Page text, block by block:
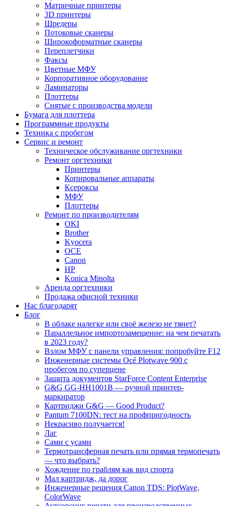
Матричные принтеры
3D принтеры
Шредеры
Потоковые сканеры
Широкоформатные сканеры
Переплетчики
Факсы
Цветные МФУ
Корпоративное оборудование
Ламинаторы
Плоттеры
Снятые с производства модели
Бумага для плоттера
Программные продукты
Техника с пробегом
Сервис и ремонт
Техническое обслуживание оргтехники
Ремонт оргтехники
Принтеры
Копировальные аппараты
Ксероксы
МФУ
Плоттеры
Ремонт по производителям
OKI
Brother
Kyocera
OCE
Canon
HP
Konica Minolta
Аренда оргтехники
Продажа офисной техники
Нас благодарят
Блог
В облаке налегке или своё железо не тянет?
Параллельное импортозамещение: на чем печатать
в 2023 году?
Взлом МФУ с панели управления: попробуйте F12
Инженерные системы Océ Plotwave 900 с
пробегом по суперцене
Защита документов StarForce Content Enterprise
G&G GG-HH1001B — ручной принтер-
маркиратор
Картриджи G&G — Good Product?
Pantum 7100DN: тест на профпригодность
Некрасиво получается!
Лаг
Сами с усами
Термотрансферная печать или прямая термопечать
— что выбрать?
Хождение по граблям как вид спорта
Мал картридж, да дорог
Инженерные решения Canon TDS: PlotWave,
ColorWave